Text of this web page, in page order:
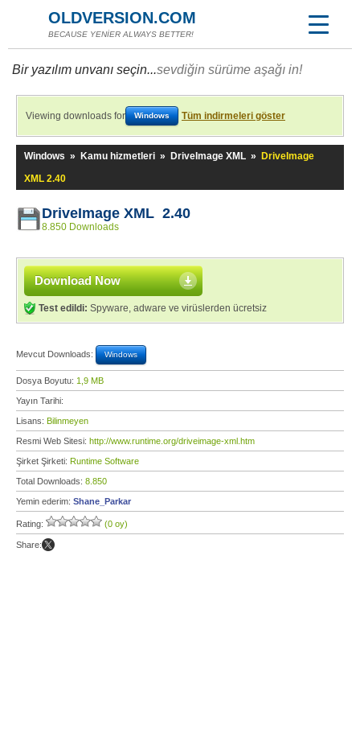
OLDVERSION.COM
BECAUSE YENİER ALWAYS BETTER!
Bir yazılım unvanı seçin...sevdiğin sürüme aşağı in!
Viewing downloads for Windows Tüm indirmeleri göster
Windows » Kamu hizmetleri » DriveImage XML »
DriveImage
XML 2.40
DriveImage XML 2.40
8.850 Downloads
Download Now
Test edildi: Spyware, adware ve virüslerden ücretsiz
Mevcut Downloads: Windows
Dosya Boyutu: 1,9 MB
Yayın Tarihi:
Lisans: Bilinmeyen
Resmi Web Sitesi: http://www.runtime.org/driveimage-xml.htm
Şirket Şirketi: Runtime Software
Total Downloads: 8.850
Yemin ederim: Shane_Parkar
Rating: (0 oy)
Share: